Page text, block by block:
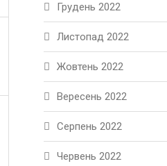
Грудень 2022
Листопад 2022
Жовтень 2022
Вересень 2022
Серпень 2022
Червень 2022